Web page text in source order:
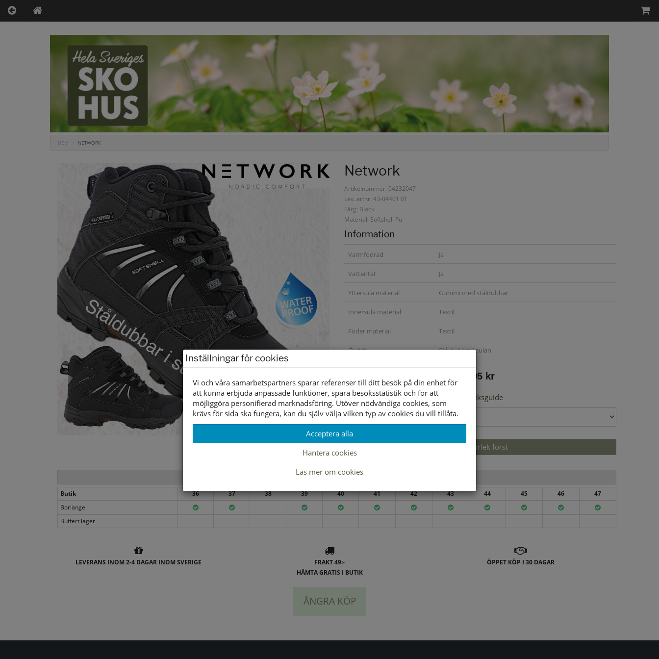
HEM NETWORK
Network
Artikelnummer: 04232047
Lev. artnr: 43-04401 01
Färg: Black
Material: Softshell Pu
Information
Varmfodrad Ja
Vattentät Ja
Yttersula material Gummi med ståldubbar
Innersula material Textil
Foder material Textil
Övrigt Ståldubbar i sulan
995 kr
Storleksguide
Välj storlek först
Lagerstatus per butik
Butik
36 37 38 39 40 41 42 43 44 45 46
47
Borlänge
Buffert lager
LEVERANS INOM 2-4 DAGAR INOM SVERIGE
FRAKT 49:-
HÄMTA GRATIS I BUTIK
ÖPPET KÖP I 30 DAGAR
ÅNGRA KÖP
Inställningar för cookies
Vi och våra samarbetspartners sparar referenser till ditt besök på din enhet för
att kunna erbjuda anpassade funktioner, spara besöksstatistik och för att
möjliggöra personifierad marknadsföring. Utöver nödvändiga cookies, som
krävs för sida ska fungera, kan du själv välja vilken typ av cookies du vill tillåta.
Acceptera alla
Hantera cookies
Läs mer om cookies